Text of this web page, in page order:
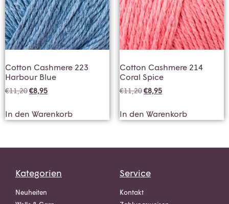
Cotton Cashmere 223
Harbour Blue
€11,20€8,95
In den Warenkorb
Cotton Cashmere 214
Coral Spice
€11,20€8,95
In den Warenkorb
Kategorien
Neuheiten
Service
Kontakt